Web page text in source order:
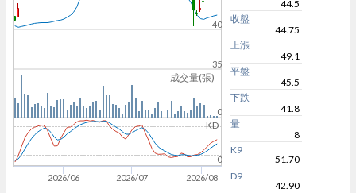
成交量(張)
KD
2026/06 2026/07 2026/08
35
40
0
0
44.5
收盤
44.75
上漲
49.1
平盤
45.5
下跌
41.8
量
8
K9
51.70
D9
42.90